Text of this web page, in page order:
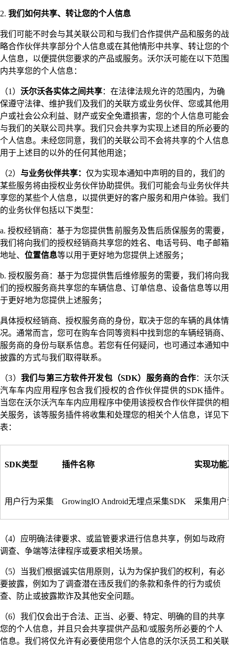
2. 我们如何共享、转让您的个人信息
我们可能不时会与其关联公司和与我们合作提供产品和服务的战
略合作伙伴共享部分个人信息或在其他情形中共享、转让您的个
人信息，以便提供您要求的产品或服务。沃尔沃可能在以下范围
内共享您的个人信息：
（1） 沃尔沃各实体之间共享：在法律法规允许的范围内，为确
保遵守法律、维护我们及我们的关联方或业务伙伴、您或其他用
户或社会公众利益、财产或安全免遭损害，您的个人信息可能会
与我们的关联公司共享。我们只会共享为实现上述目的所必要的
个人信息。未经您同意，我们的关联公司不会将共享的个人信息
用于上述目的以外的任何其他用途；
（2） 与业务伙伴共享： 仅为实现本通知中声明的目的，我们的
某些服务将由授权业务伙伴协助提供。我们可能会与业务伙伴共
享您的某些个人信息，以提供更好的客户服务和用户体验。我们
的业务伙伴包括以下类型：
a. 授权经销商：基于为您提供售前服务及售后质保服务的需要，
我们将向我们的授权经销商共享您的姓名、电话号码、电子邮箱
地址、 位置信息等以用于更好地为您提供上述服务；
b. 授权服务商：基于为您提供售后维修服务的需要，我们将向我
们的授权服务商共享您的车辆信息、订单信息、设备信息等以用
于更好地为您提供上述服务；
具体授权经销商、授权服务商的身份，取决于您的车辆的具体情
况。通常而言，您可在购车合同等资料中找到您的车辆经销商、
服务商的身份与联系信息。若您有任何疑问，也可通过本通知中
披露的方式与我们取得联系。
（3） 我们与第三方软件开发包（SDK）服务商的合作：沃尔沃
汽车车内应用程序包含我们授权的合作伙伴提供的SDK插件。
当您在沃尔沃汽车车内应用程序中使用该授权合作伙伴提供的相
关服务，该等服务插件将收集和处理您的相关个人信息，详见下
表：
SDK类型 插件名称 实现功
用户行为采集 GrowingIO Android无埋点采集SDK 采集用
（4）应明确法律要求、或监管要求进行信息共享，例如与政府
调查、争端等法律程序或要求相关场景。
（5）当我们根据诚实信用原则，认为为保护我们的权利，有必
要披露，例如为了调查潜在违反我们的条款和条件的行为或侦
查、防止或披露欺诈及其他安全问题。
（6）我们仅会出于合法、正当、必要、特定、明确的目的共享
您的个人信息，并且只会共享提供产品和/或服务所必要的个人
信息。我们将仅允许有必要使用您个人信息的沃尔沃员工和关联